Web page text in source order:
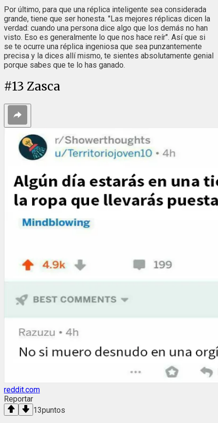
Por último, para que una réplica inteligente sea considerada
grande, tiene que ser honesta. "Las mejores réplicas dicen la
verdad: cuando una persona dice algo que los demás no han
visto. Eso es generalmente lo que nos hace reír". Así que si
se te ocurre una réplica ingeniosa que sea punzantemente
precisa y la dices allí mismo, te sientes absolutamente genial
porque sabes que te lo has ganado.
#13 Zasca
reddit.com
Reportar
13puntos